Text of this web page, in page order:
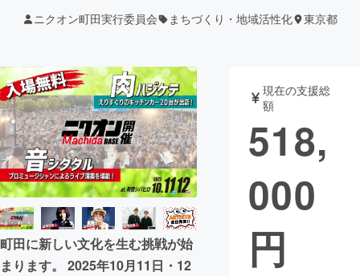
ジェクト
注目のリ
ターン
注目の新着プロ
ジェクト
募集終了が近いプ
ロジェクト
もうすぐ公開
されます
アート・写真 音楽
テクノロジー・ガジェット ゲーム・サ
映像・映画
ビジネス・起業
まちづくり・地域活性化
ニクオン町田実行委員会 まちづくり・地域活性化 東京都
町田に新しい文化を生む挑戦が始
まります。 2025年10月11日・12
現在の支援総
額
518,
000
円